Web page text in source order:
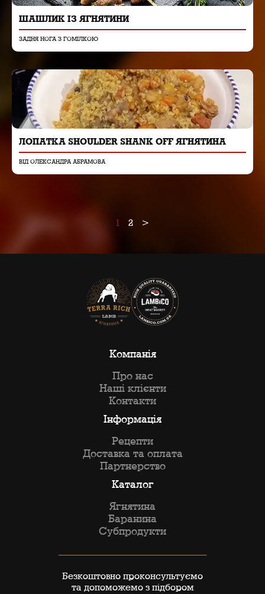
ШАШЛИК ІЗ ЯГНЯТИНИ
ЗАДНЯ НОГА З ГОМІЛКОЮ
ЛОПАТКА SHOULDER SHANK OFF ЯГНЯТИНА
ВІД ОЛЕКСАНДРА АБРАМОВА
1 2 >
Компанія
Про нас
Наші клієнти
Контакти
Інформація
Рецепти
Доставка та оплата
Партнерство
Каталог
Ягнятина
Баранина
Субпродукти
Безкоштовно проконсультуємо
та допоможемо з підбором